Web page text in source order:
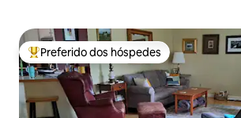
Entre os melhores preferidos dos
Preferido dos hóspedes